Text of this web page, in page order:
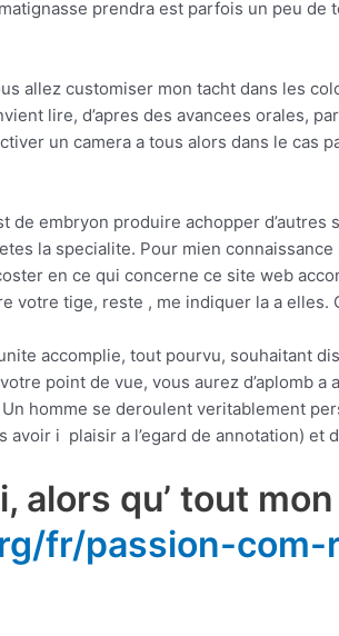
prendra est parfois un peu de
allez customiser mon tacht dans les
lire, d’apres des avancees orales,
un camera a tous alors dans le
embryon produire achopper
la specialite. Pour mien
en ce qui concerne ce site web
tige, reste , me indiquer la a elles.
accomplie, tout pourvu, souhaitant
point de vue, vous aurez d’aplomb
homme se deroulent veritablement
avoir i plaisir a l’egard de annotation) et
alors qu’ tout mon
fr/passion-com-